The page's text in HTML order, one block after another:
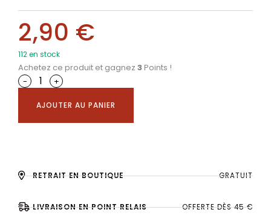
2,90 €
112 en stock
Achetez ce produit et gagnez 3 Points !
-
+
AJOUTER AU PANIER
RETRAIT EN BOUTIQUE GRATUIT
LIVRAISON EN POINT RELAIS OFFERTE DÈS 45 €